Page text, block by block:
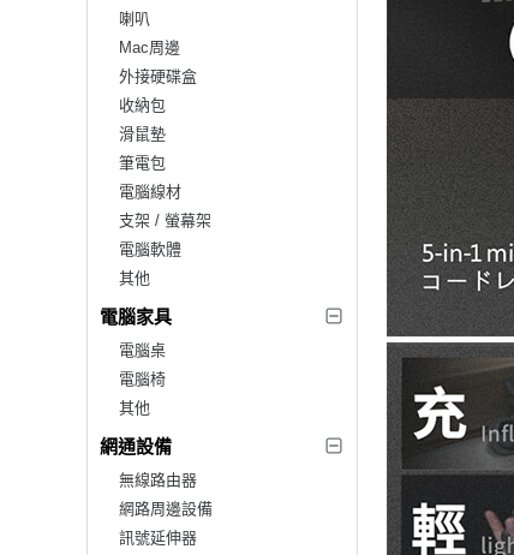
喇叭
Mac周邊
外接硬碟盒
收納包
滑鼠墊
筆電包
電腦線材
支架 / 螢幕架
電腦軟體
其他
電腦家具
電腦桌
電腦椅
其他
網通設備
無線路由器
網路周邊設備
訊號延伸器